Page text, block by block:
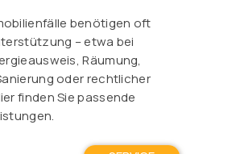
benötigen oft
– etwa bei
Räumung,
oder rechtlicher
finden Sie passende